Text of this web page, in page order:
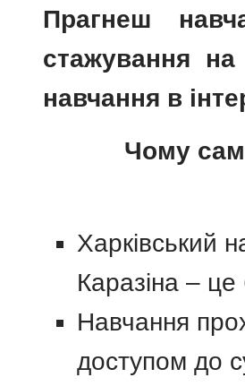
Прагнеш
стажування
навчання в
Чому
Харківський
Каразіна – це
Навчання
доступом до